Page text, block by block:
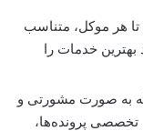
هر موکل، متناسب
خدمات را
به صورت مشورتی و
تخصصی پرونده‌ها،